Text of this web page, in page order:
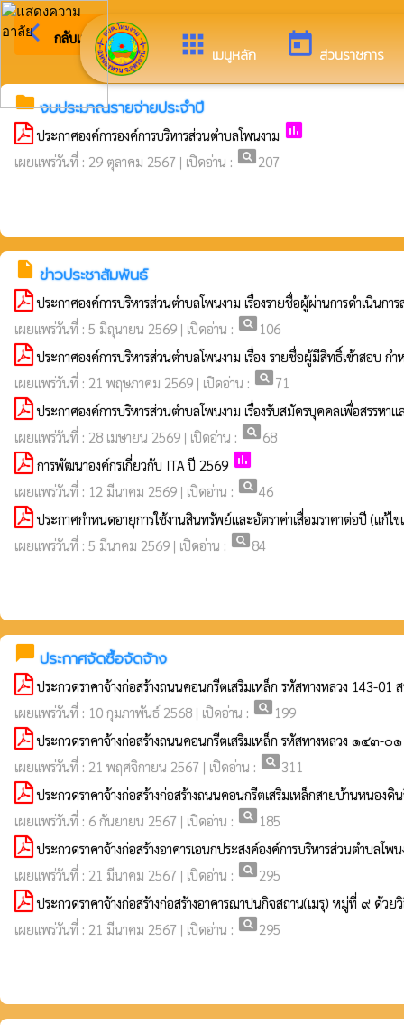
apps เมนูหลัก today ส่วนราชการ
arrow_back_ios กลับเมนูหลัก
folderงบประมาณรายจ่ายประจำปี
ประกาศองค์การองค์การบริหารส่วนตำบลโพนงาม poll
เผยแพร่วันที่ : 29 ตุลาคม 2567 | เปิดอ่าน : pageview207
insert_drive_file ข่าวประชาสัมพันธ์
ประกาศองค์การบริหารส่วนตำบลโพนงาม เรื่องรายชื่อผู้ผ่านการดำเนินก
เผยแพร่วันที่ : 5 มิถุนายน 2569 | เปิดอ่าน : pageview 106
ประกาศองค์การบริหารส่วนตำบลโพนงาม เรื่อง รายชื่อผู้มีสิทธิ์เข้าสอบ ก
เผยแพร่วันที่ : 21 พฤษภาคม 2569 | เปิดอ่าน : pageview71
ประกาศองค์การบริหารส่วนตำบลโพนงาม เรื่องรับสมัครบุคคลเพื่อสรรหาแ
เผยแพร่วันที่ : 28 เมษายน 2569 | เปิดอ่าน : pageview68
การพัฒนาองค์กรเกี่ยวกับ ITA ปี 2569 poll
เผยแพร่วันที่ : 12 มีนาคม 2569 | เปิดอ่าน : pageview46
ประกาศกำหนดอายุการใช้งานสินทรัพย์และอัตราค่าเสื่อมราคาต่อปี (แก้ไ
เผยแพร่วันที่ : 5 มีนาคม 2569 | เปิดอ่าน : pageview84
chat_bubble ประกาศจัดซื้อจัดจ้าง
ประกวดราคาจ้างก่อสร้างถนนคอนกรีตเสริมเหล็ก รหัสทางหลวง 143-
เผยแพร่วันที่ : 10 กุมภาพันธ์ 2568 | เปิดอ่าน : pageview 199
ประกวดราคาจ้างก่อสร้างถนนคอนกรีตเสริมเหล็ก รหัสทางหลวง ๑๔๓
เผยแพร่วันที่ : 21 พฤศจิกายน 2567 | เปิดอ่าน : pageview311
ประกวดราคาจ้างก่อสร้างก่อสร้างถนนคอนกรีตเสริมเหล็กสายบ้านหนอ
เผยแพร่วันที่ : 6 กันยายน 2567 | เปิดอ่าน : pageview 185
ประกวดราคาจ้างก่อสร้างอาคารเอนกประสงค์องค์การบริหารส่วนตำบล
เผยแพร่วันที่ : 21 มีนาคม 2567 | เปิดอ่าน : pageview295
ประกวดราคาจ้างก่อสร้างก่อสร้างอาคารฌาปนกิจสถาน(เมรุ) หมู่ที่ ๙ ด้ว
เผยแพร่วันที่ : 21 มีนาคม 2567 | เปิดอ่าน : pageview295